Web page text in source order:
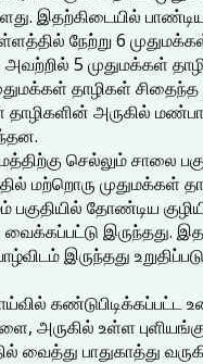
இதற்கிடையில்
நேற்று 6
அவற்றில் 5 முதுமக்கள்
தாழிகள் சிதைந்த
தாழிகளின் அருகில்
செல்லும் சாலை
மற்றொரு முதுமக்கள்
பகுதியில் தோண்டிய
இருந்தது.
இருந்தது
கண்டுபிடிக்கப்பட்ட
அருகில் உள்ள
வைத்து பாதுகாத்து